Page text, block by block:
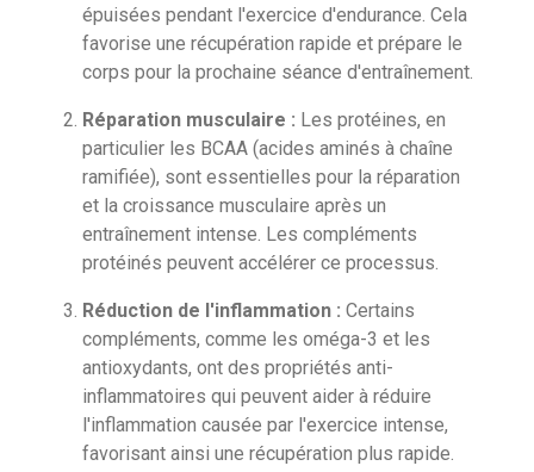
épuisées pendant l'exercice d'endurance. Cela
favorise une récupération rapide et prépare le
corps pour la prochaine séance d'entraînement.
Réparation musculaire : Les protéines, en
particulier les BCAA (acides aminés à chaîne
ramifiée), sont essentielles pour la réparation
et la croissance musculaire après un
entraînement intense. Les compléments
protéinés peuvent accélérer ce processus.
Réduction de l'inflammation : Certains
compléments, comme les oméga-3 et les
antioxydants, ont des propriétés anti-
inflammatoires qui peuvent aider à réduire
l'inflammation causée par l'exercice intense,
favorisant ainsi une récupération plus rapide.